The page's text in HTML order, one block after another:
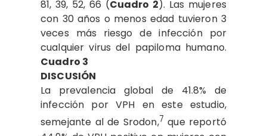
81, 39, 52, 66 (Cuadro 2). Las mujeres
con 30 años o menos edad tuvieron 3
veces más riesgo de infección por
cualquier virus del papiloma humano.
Cuadro 3
DISCUSIÓN
La prevalencia global de 41.8% de
infección por VPH en este estudio,
semejante al de Srodon,7 que reportó